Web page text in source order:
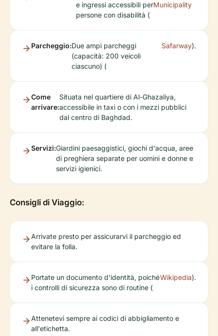
e ingressi accessibili per
persone con disabilità (
Municipality
Parcheggio:Due ampi parcheggi
(capacità: 200 veicoli
ciascuno) (
Safarway).
Come
arrivare:
Situata nel quartiere di Al-Ghazaliya,
accessibile in taxi o con i mezzi pubblici
dal centro di Baghdad.
Servizi:Giardini paesaggistici, giochi d'acqua, aree
di preghiera separate per uomini e donne e
servizi igienici.
Consigli di Viaggio:
Arrivate presto per assicurarvi il parcheggio ed
evitare la folla.
Portate un documento d'identità, poiché
i controlli di sicurezza sono di routine (
Wikipedia).
Attenetevi sempre ai codici di abbigliamento e
all'etichetta.